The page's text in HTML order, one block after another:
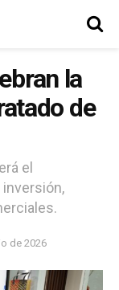
la
de
el
de 2026